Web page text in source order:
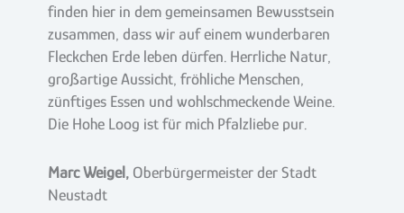
finden hier in dem gemeinsamen Bewusstsein
zusammen, dass wir auf einem wunderbaren
Fleckchen Erde leben dürfen. Herrliche Natur,
großartige Aussicht, fröhliche Menschen,
zünftiges Essen und wohlschmeckende Weine.
Die Hohe Loog ist für mich Pfalzliebe pur.
Marc Weigel , Oberbürgermeister der Stadt
Neustadt